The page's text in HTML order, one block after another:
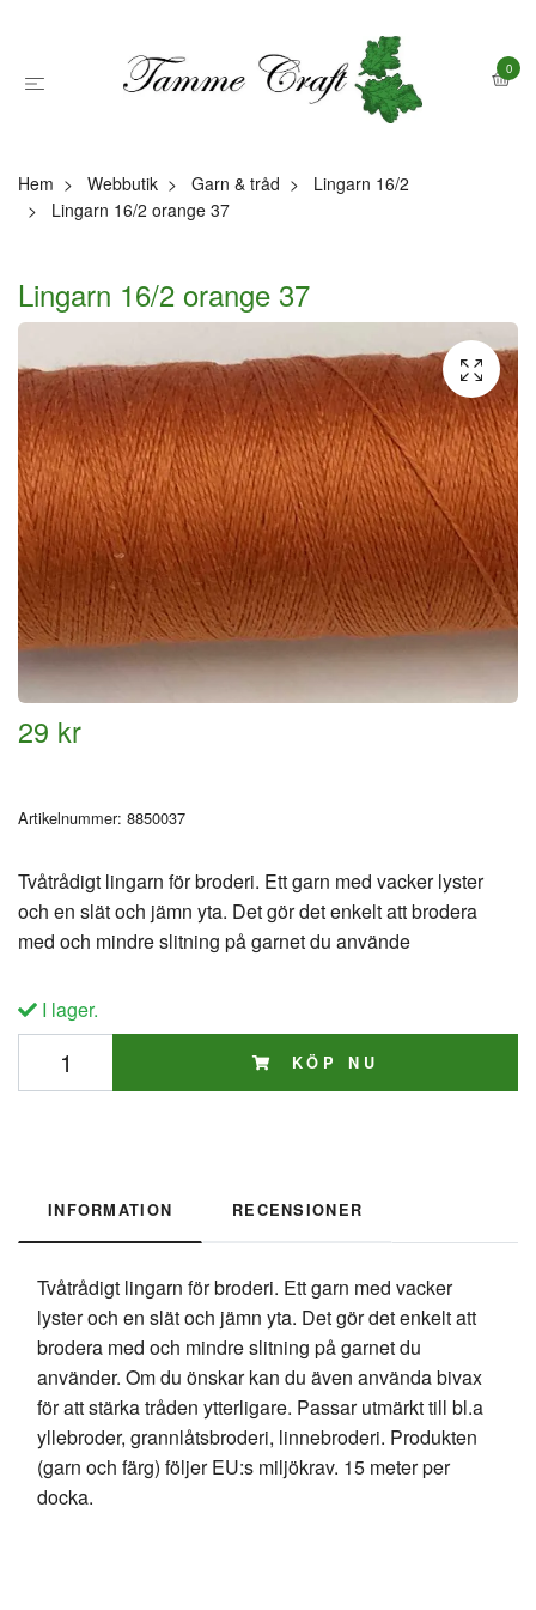
0
Hem Webbutik Garn & tråd
Lingarn 16/2
Lingarn 16/2 orange 37
Lingarn 16/2 orange 37
29 kr
Artikelnummer: 8850037
Tvåtrådigt lingarn för broderi. Ett garn med vacker lyster
och en slät och jämn yta. Det gör det enkelt att brodera
med och mindre slitning på garnet du använde
I lager.
KÖP NU
INFORMATION RECENSIONER
Tvåtrådigt lingarn för broderi. Ett garn med vacker
lyster och en slät och jämn yta. Det gör det enkelt att
brodera med och mindre slitning på garnet du
använder. Om du önskar kan du även använda bivax
för att stärka tråden ytterligare. Passar utmärkt till bl.a
yllebroder, grannlåtsbroderi, linnebroderi. Produkten
(garn och färg) följer EU:s miljökrav. 15 meter per
docka.